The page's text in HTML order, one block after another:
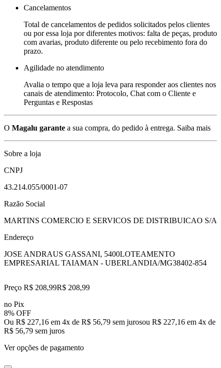
Cancelamentos
Total de cancelamentos de pedidos solicitados pelos clientes
ou por essa loja por diferentes motivos: falta de peças, produto
com avarias, produto diferente ou pelo recebimento fora do
prazo.
Agilidade no atendimento
Avalia o tempo que a loja leva para responder aos clientes nos
canais de atendimento: Protocolo, Chat com o Cliente e
Perguntas e Respostas
O Magalu garante a sua compra, do pedido à entrega. Saiba mais
Sobre a loja
CNPJ
43.214.055/0001-07
Razão Social
MARTINS COMERCIO E SERVICOS DE DISTRIBUICAO S/A
Endereço
JOSE ANDRAUS GASSANI, 5400LOTEAMENTO
EMPRESARIAL TAIAMAN - UBERLANDIA/MG38402-854
Preço R$ 208,99R$ 208,99
no Pix
8% OFF
Ou R$ 227,16 em 4x de R$ 56,79 sem jurosou R$ 227,16 em 4x de
R$ 56,79 sem juros
Ver opções de pagamento